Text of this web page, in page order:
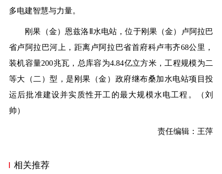
多电建智慧与力量。
刚果（金）恩兹洛Ⅱ水电站，位于刚果（金）卢阿拉巴
省卢阿拉巴河上，距离卢阿拉巴省首府科卢韦齐68公里，
装机容量200兆瓦，总库容为4.84亿立方米，工程规模为二
等大（二）型，是刚果（金）政府继布桑加水电站项目投
运后批准建设并实质性开工的最大规模水电工程。（刘
帅）
责任编辑：王萍
相关推荐